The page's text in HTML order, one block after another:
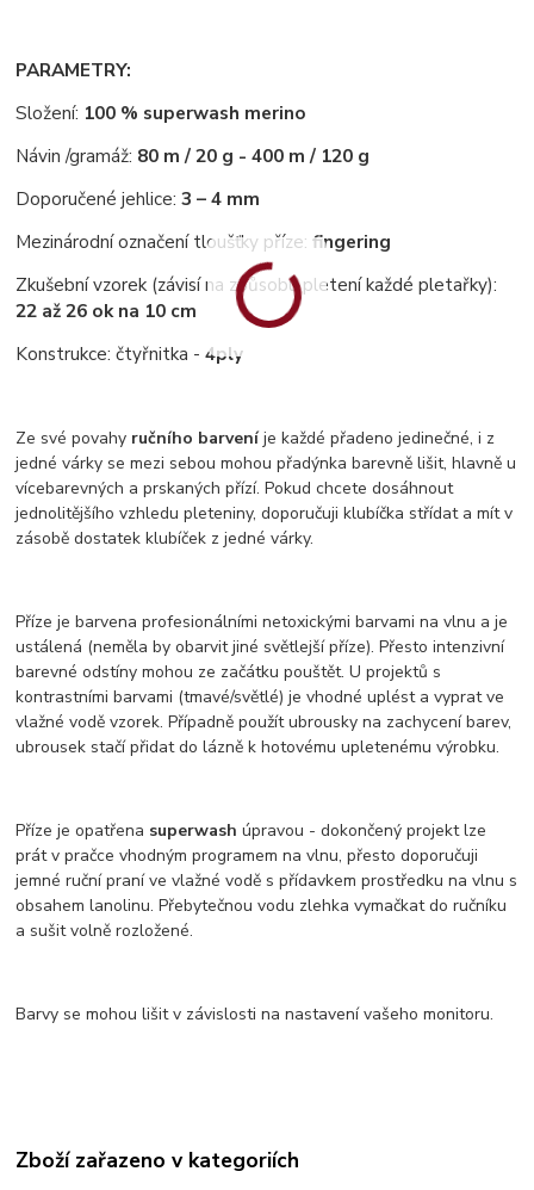
PARAMETRY:
Složení: 100 % superwash merino
Návin /gramáž: 80 m / 20 g - 400 m / 120 g
Doporučené jehlice:3 – 4 mm
Mezinárodní označení tloušťky příze:fingering
Zkušební vzorek (závisí na způsobu pletení každé pletařky):
22 až 26 ok na 10 cm
Konstrukce: čtyřnitka -4ply
Ze své povahy ručního barveníje každé přadeno jedinečné, i z
jedné várky se mezi sebou mohou přadýnka barevně lišit, hlavně u
vícebarevných a prskaných přízí. Pokud chcete dosáhnout
jednolitějšího vzhledu pleteniny, doporučuji klubíčka střídat a mít v
zásobě dostatek klubíček z jedné várky.
Příze je barvena profesionálními netoxickými barvami na vlnu a je
ustálená (neměla by obarvit jiné světlejší příze). Přesto intenzivní
barevné odstíny mohou ze začátku pouštět. U projektů s
kontrastními barvami (tmavé/světlé) je vhodné uplést a vyprat ve
vlažné vodě vzorek. Případně použít ubrousky na zachycení barev,
ubrousek stačí přidat do lázně k hotovému upletenému výrobku.
Příze je opatřena superwash úpravou - dokončený projekt lze
prát v pračce vhodným programem na vlnu, přesto doporučuji
jemné ruční praní ve vlažné vodě s přídavkem prostředku na vlnu s
obsahem lanolinu. Přebytečnou vodu zlehka vymačkat do ručníku
a sušit volně rozložené.
Barvy se mohou lišit v závislosti na nastavení vašeho monitoru.
Zboží zařazeno v kategoriích